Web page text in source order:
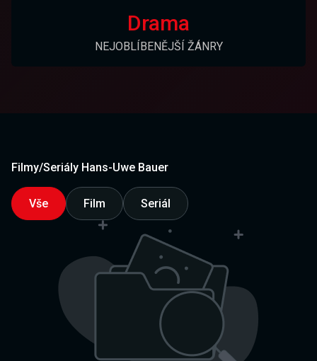
Drama
NEJOBLÍBENĚJŠÍ ŽÁNRY
Filmy/Seriály Hans-Uwe Bauer
Vše Film Seriál